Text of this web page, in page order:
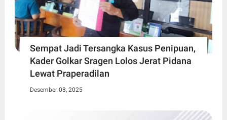
Sempat Jadi Tersangka Kasus Penipuan,
Kader Golkar Sragen Lolos Jerat Pidana
Lewat Praperadilan
Desember 03, 2025